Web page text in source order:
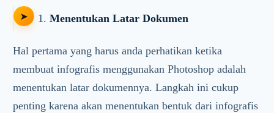
1. Menentukan Latar Dokumen
Hal pertama yang harus anda perhatikan ketika
membuat infografis menggunakan Photoshop adalah
menentukan latar dokumennya. Langkah ini cukup
penting karena akan menentukan bentuk dari infografis